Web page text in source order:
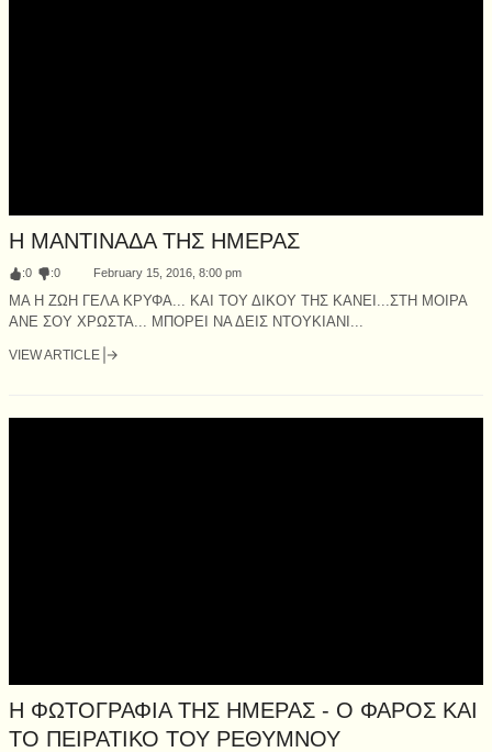
Η ΜΑΝΤΙΝΑΔΑ ΤΗΣ ΗΜΕΡΑΣ
:0 :0 February 15, 2016, 8:00 pm
ΜΑ Η ΖΩΗ ΓΕΛΑ ΚΡΥΦΑ... ΚΑΙ ΤΟΥ ΔΙΚΟΥ ΤΗΣ ΚΑΝΕΙ...ΣΤΗ ΜΟΙΡΑ
ΑΝΕ ΣΟΥ ΧΡΩΣΤΑ... ΜΠΟΡΕΙ ΝΑ ΔΕΙΣ ΝΤΟΥΚΙΑΝΙ...
VIEW ARTICLE
Η ΦΩΤΟΓΡΑΦΙΑ ΤΗΣ ΗΜΕΡΑΣ - Ο ΦΑΡΟΣ ΚΑΙ
ΤΟ ΠΕΙΡΑΤΙΚΟ ΤΟΥ ΡΕΘΥΜΝΟΥ